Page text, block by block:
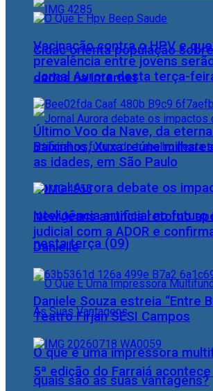
Cidac orienta população
dados na internet
Jornal Aurora debate os
inteligência artificial no futuro
nesta terça (09)
O que é uma impressora
quais são as suas vantagens?
Vacinação contra o HPV e
prevalência entre jovens
Jornal Aurora desta terça-
Último Voo da Nave, da
Baixinhos, Xuxa reúne
as idades, em São Paulo
NewJeans anuncia retorno
judicial com a ADOR e
Danielle
Daniele Souza estreia “Entre
Teatro Firjan SESI Campos
5ª edição do Farraiá